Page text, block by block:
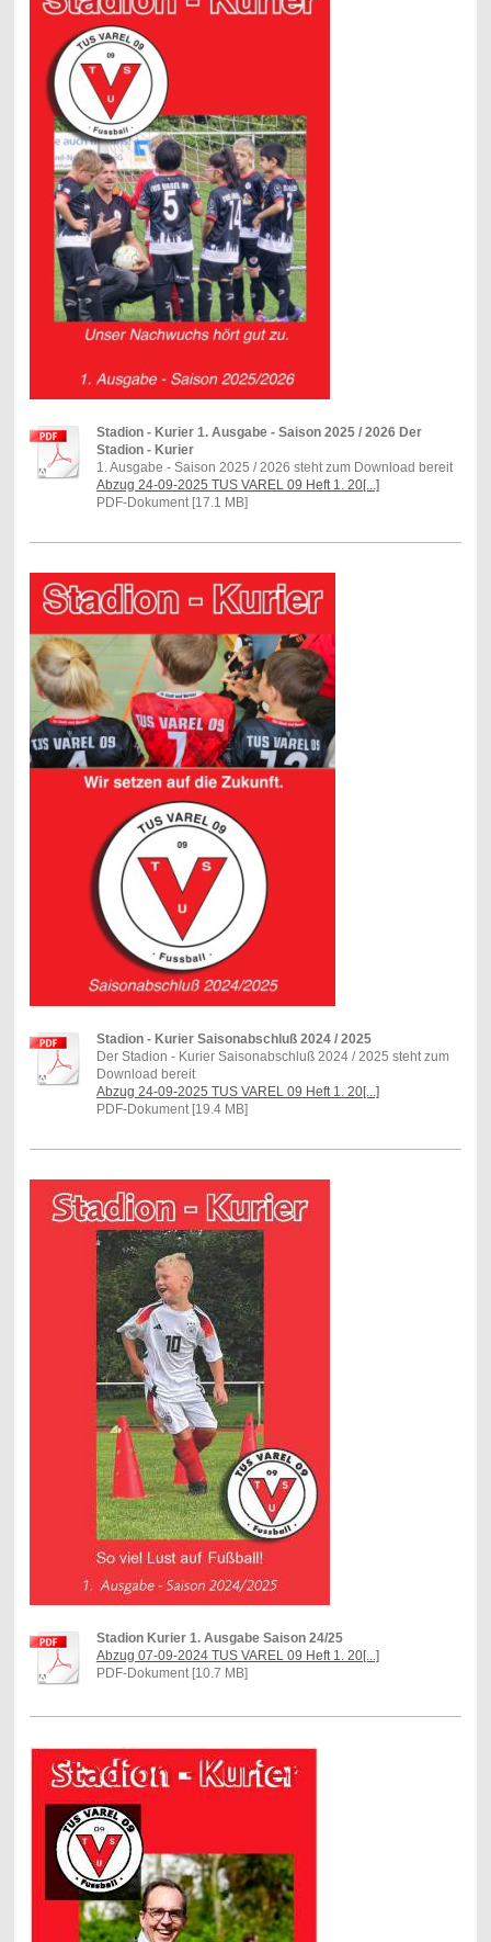
Stadion - Kurier 1. Ausgabe - Saison 2025 / 2026 Der
Stadion - Kurier
1. Ausgabe - Saison 2025 / 2026 steht zum Download bereit
Abzug 24-09-2025 TUS VAREL 09 Heft 1. 20[...]
PDF-Dokument [17.1 MB]
Stadion - Kurier Saisonabschluß 2024 / 2025
Der Stadion - Kurier Saisonabschluß 2024 / 2025 steht zum
Download bereit
Abzug 24-09-2025 TUS VAREL 09 Heft 1. 20[...]
PDF-Dokument [19.4 MB]
Stadion Kurier 1. Ausgabe Saison 24/25
Abzug 07-09-2024 TUS VAREL 09 Heft 1. 20[...]
PDF-Dokument [10.7 MB]